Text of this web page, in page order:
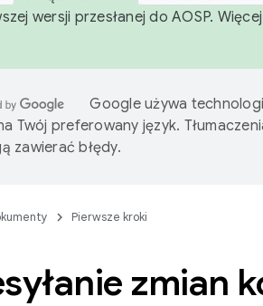
wersji przesłanej do AOSP.
Google używa
Twój preferowany język.
zawierać błędy.
Pierwsze kroki
zmian